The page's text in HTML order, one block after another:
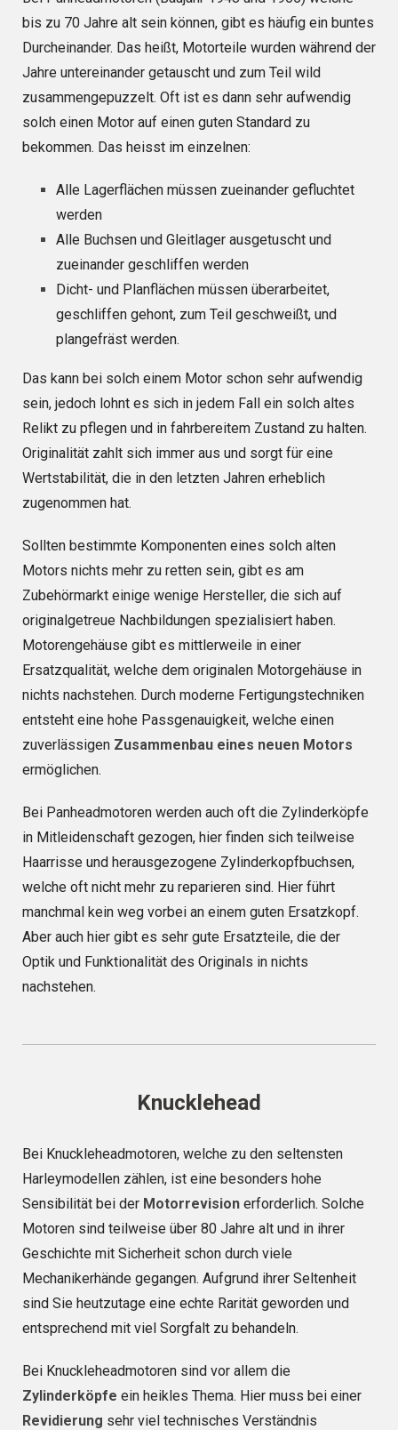
bis zu 70 Jahre alt sein können, gibt es häufig ein buntes
Durcheinander. Das heißt, Motorteile wurden während der
Jahre untereinander getauscht und zum Teil wild
zusammengepuzzelt. Oft ist es dann sehr aufwendig
solch einen Motor auf einen guten Standard zu
bekommen. Das heisst im einzelnen:
Alle Lagerflächen müssen zueinander gefluchtet
werden
Alle Buchsen und Gleitlager ausgetuscht und
zueinander geschliffen werden
Dicht- und Planflächen müssen überarbeitet,
geschliffen gehont, zum Teil geschweißt, und
plangefräst werden.
Das kann bei solch einem Motor schon sehr aufwendig
sein, jedoch lohnt es sich in jedem Fall ein solch altes
Relikt zu pflegen und in fahrbereitem Zustand zu halten.
Originalität zahlt sich immer aus und sorgt für eine
Wertstabilität, die in den letzten Jahren erheblich
zugenommen hat.
Sollten bestimmte Komponenten eines solch alten
Motors nichts mehr zu retten sein, gibt es am
Zubehörmarkt einige wenige Hersteller, die sich auf
originalgetreue Nachbildungen spezialisiert haben.
Motorengehäuse gibt es mittlerweile in einer
Ersatzqualität, welche dem originalen Motorgehäuse in
nichts nachstehen. Durch moderne Fertigungstechniken
entsteht eine hohe Passgenauigkeit, welche einen
zuverlässigen Zusammenbau eines neuen Motors
ermöglichen.
Bei Panheadmotoren werden auch oft die Zylinderköpfe
in Mitleidenschaft gezogen, hier finden sich teilweise
Haarrisse und herausgezogene Zylinderkopfbuchsen,
welche oft nicht mehr zu reparieren sind. Hier führt
manchmal kein weg vorbei an einem guten Ersatzkopf.
Aber auch hier gibt es sehr gute Ersatzteile, die der
Optik und Funktionalität des Originals in nichts
nachstehen.
Knucklehead
Bei Knuckleheadmotoren, welche zu den seltensten
Harleymodellen zählen, ist eine besonders hohe
Sensibilität bei der Motorrevision erforderlich. Solche
Motoren sind teilweise über 80 Jahre alt und in ihrer
Geschichte mit Sicherheit schon durch viele
Mechanikerhände gegangen. Aufgrund ihrer Seltenheit
sind Sie heutzutage eine echte Rarität geworden und
entsprechend mit viel Sorgfalt zu behandeln.
Bei Knuckleheadmotoren sind vor allem die
Zylinderköpfe ein heikles Thema. Hier muss bei einer
Revidierung sehr viel technisches Verständnis